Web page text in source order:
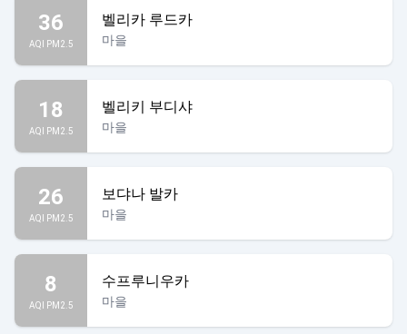
36
AQI PM2.5
벨리카 루드카
마을
18
AQI PM2.5
벨리키 부디샤
마을
26
AQI PM2.5
보댜나 발카
마을
8
AQI PM2.5
수프루니우카
마을